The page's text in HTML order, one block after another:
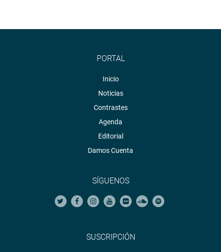
PORTAL
Inicio
Noticias
Contrastes
Agenda
Editorial
Damos Cuenta
SÍGUENOS
SUSCRIPCIÓN